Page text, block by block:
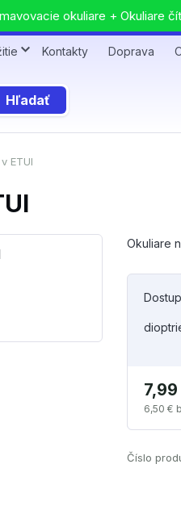
okuliare + Okuliare
Kontakty Doprava
Hľadať
ETUI
Okuliare
7,99
6,50 €
Číslo